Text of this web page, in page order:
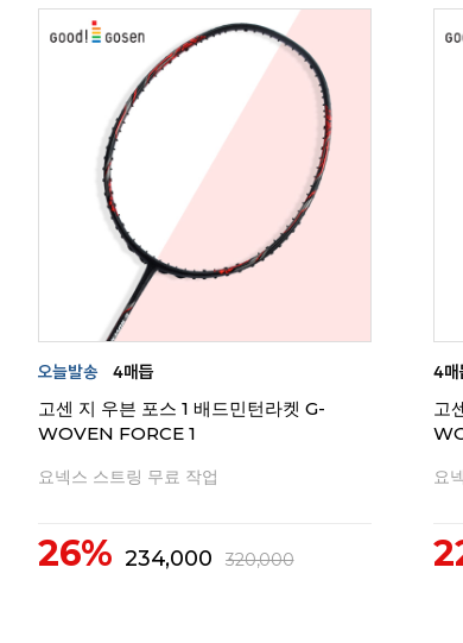
고센 지 우븐 포스 1 배드민턴라켓 G-
WOVEN FORCE 1
요넥스 스트링 무료 작업
26% 234,000 320,000
고
요